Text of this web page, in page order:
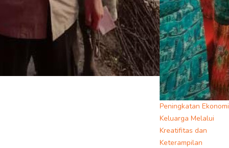
Peningkatan Ekonomi
Keluarga Melalui
Kreatifitas dan
Keterampilan